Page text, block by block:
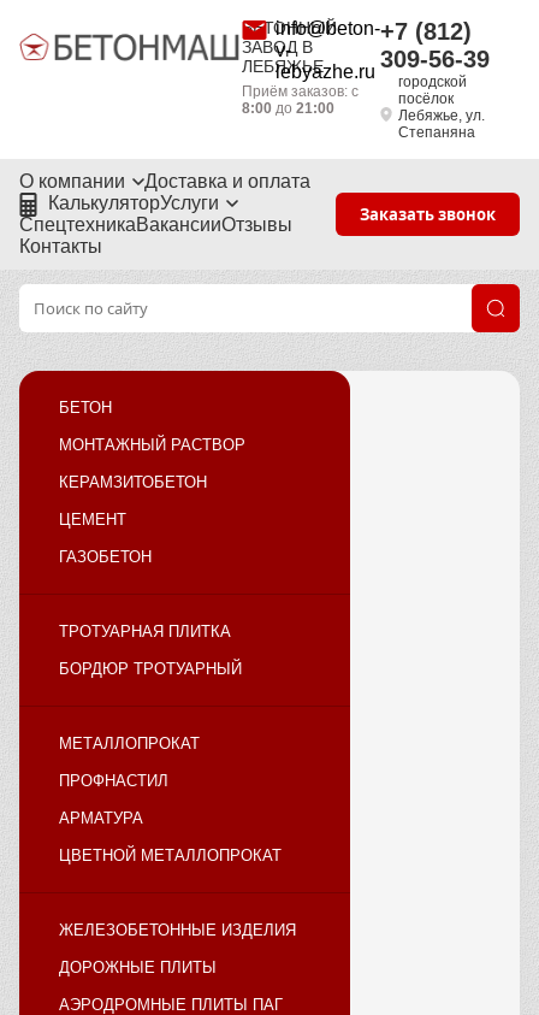
БЕТОННЫЙ
ЗАВОД В
ЛЕБЯЖЬЕ
info@beton-
v-
lebyazhe.ru
Приём заказов: с
8:00до 21:00
+7 (812)
309-56-39
городской
посёлок
Лебяжье, ул.
Степаняна
О компании
Доставка и оплата
КалькуляторУслуги
СпецтехникаВакансииОтзывы
Контакты
Заказать звонок
БЕТОН
МОНТАЖНЫЙ РАСТВОР
КЕРАМЗИТОБЕТОН
ЦЕМЕНТ
ГАЗОБЕТОН
ТРОТУАРНАЯ ПЛИТКА
БОРДЮР ТРОТУАРНЫЙ
МЕТАЛЛОПРОКАТ
ПРОФНАСТИЛ
АРМАТУРА
ЦВЕТНОЙ МЕТАЛЛОПРОКАТ
ЖЕЛЕЗОБЕТОННЫЕ ИЗДЕЛИЯ
ДОРОЖНЫЕ ПЛИТЫ
АЭРОДРОМНЫЕ ПЛИТЫ ПАГ